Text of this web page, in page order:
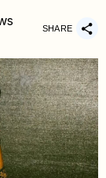
SHARE